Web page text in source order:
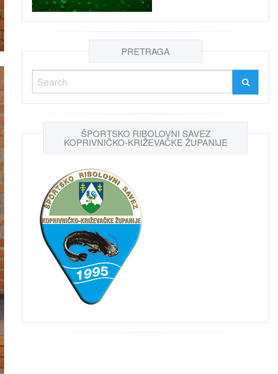
PRETRAGA
ŠPORTSKO RIBOLOVNI SAVEZ
KOPRIVNIČKO-KRIŽEVAČKE ŽUPANIJE